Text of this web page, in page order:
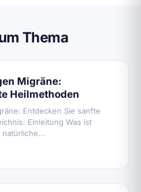
Thema
Migräne:
Heilmethoden
Entdecken Sie sanfte
Einleitung Was ist
natürliche…